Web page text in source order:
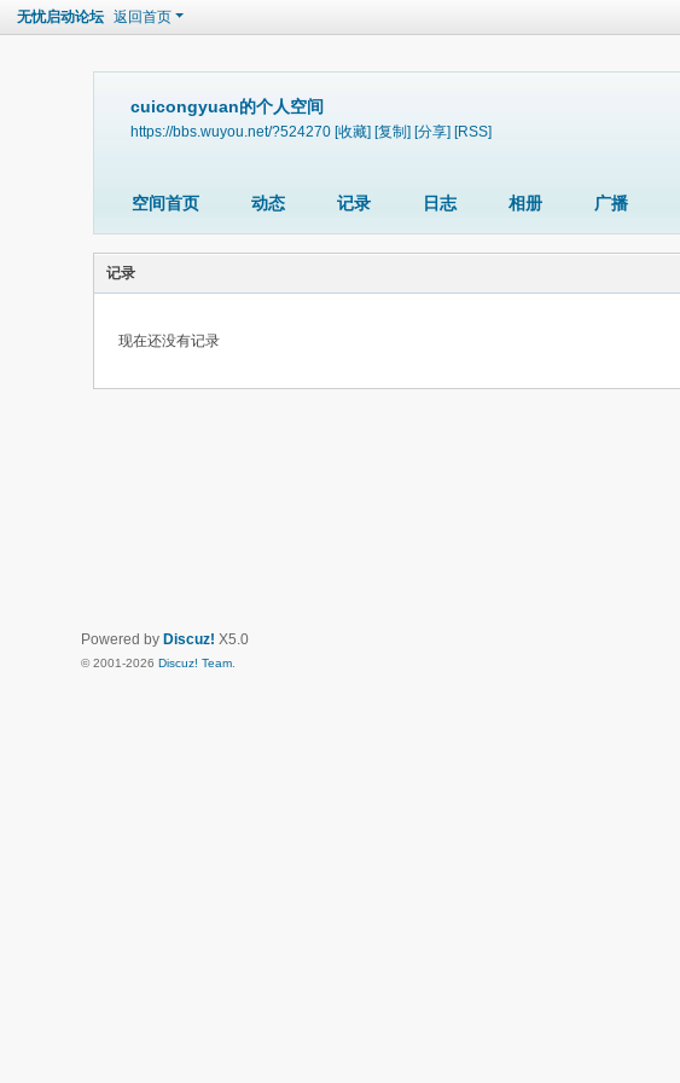
无忧启动论坛 返回首页
cuicongyuan的个人空间
https://bbs.wuyou.net/?524270 [收藏] [复制] [分享] [RSS]
空间首页 动态 记录 日志 相册 广播
记录
现在还没有记录
Powered by Discuz! X5.0
© 2001-2026 Discuz! Team